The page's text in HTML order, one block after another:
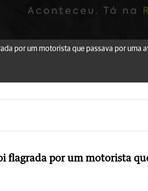
por um motorista que passava por uma
flagrada por um motorista